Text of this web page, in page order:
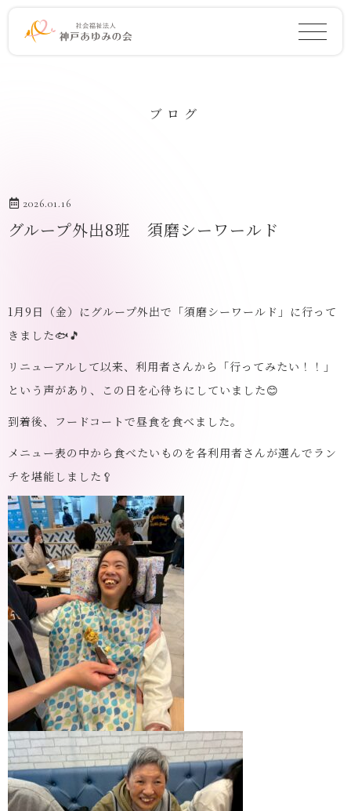
ブログ
2026.01.16
グループ外出8班 須磨シーワールド
1月9日（金）にグループ外出で「須磨シーワールド」に行って
きました🐟🎵
リニューアルして以来、利用者さんから「行ってみたい！！」
という声があり、この日を心待ちにしていました😊
到着後、フードコートで昼食を食べました。
メニュー表の中から食べたいものを各利用者さんが選んでラン
チを堪能しました🥄